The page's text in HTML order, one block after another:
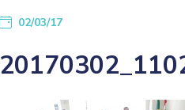
02/03/17